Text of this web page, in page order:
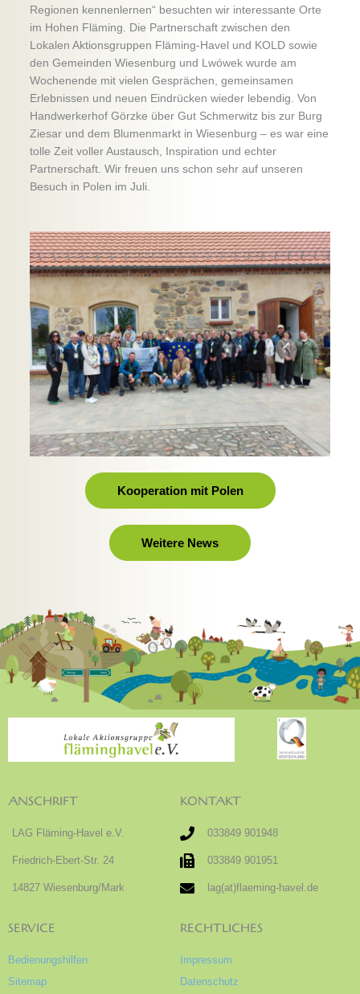
Regionen kennenlernen“ besuchten wir interessante Orte
im Hohen Fläming. Die Partnerschaft zwischen den
Lokalen Aktionsgruppen Fläming-Havel und KOLD sowie
den Gemeinden Wiesenburg und Lwówek wurde am
Wochenende mit vielen Gesprächen, gemeinsamen
Erlebnissen und neuen Eindrücken wieder lebendig. Von
Handwerkerhof Görzke über Gut Schmerwitz bis zur Burg
Ziesar und dem Blumenmarkt in Wiesenburg – es war eine
tolle Zeit voller Austausch, Inspiration und echter
Partnerschaft. Wir freuen uns schon sehr auf unseren
Besuch in Polen im Juli.
Kooperation mit Polen
Weitere News
ANSCHRIFT
LAG Fläming-Havel e.V.
Friedrich-Ebert-Str. 24
14827 Wiesenburg/Mark
KONTAKT
033849 901948
033849 901951
lag(at)flaeming-havel.de
SERVICE
Bedienungshilfen
Sitemap
RECHTLICHES
Impressum
Datenschutz